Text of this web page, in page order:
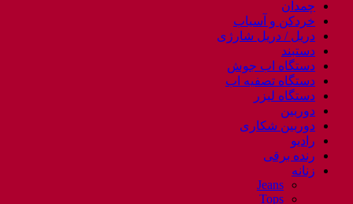
چمدان
خردکن و آسیاب
دریل / دریل شارژی
دستبند
دستگاه اب جوش
دستگاه تصفیه اب
دستگاه لیزر
دوربین
دوربین شکاری
رادیو
رنده برقی
زنانه
Jeans
Tops